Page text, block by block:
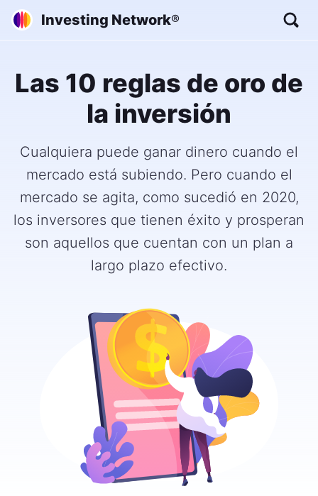
Investing Network®
Las 10 reglas de oro de
la inversión
Cualquiera puede ganar dinero cuando el
mercado está subiendo. Pero cuando el
mercado se agita, como sucedió en 2020,
los inversores que tienen éxito y prosperan
son aquellos que cuentan con un plan a
largo plazo efectivo.